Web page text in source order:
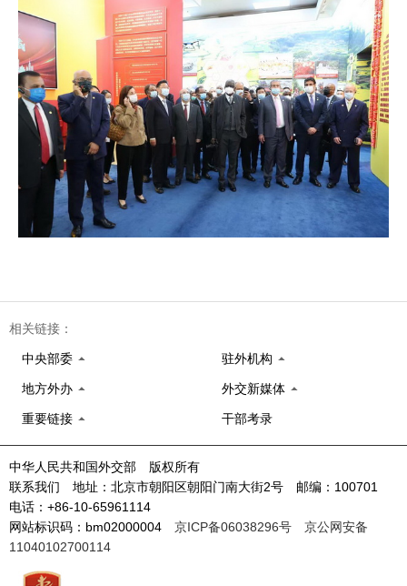
相关链接：
中央部委 驻外机构
地方外办 外交新媒体
重要链接 干部考录
中华人民共和国外交部 版权所有
联系我们 地址：北京市朝阳区朝阳门南大街2号 邮编：100701
电话：+86-10-65961114
网站标识码：bm02000004 京ICP备06038296号
京公网安备
11040102700114